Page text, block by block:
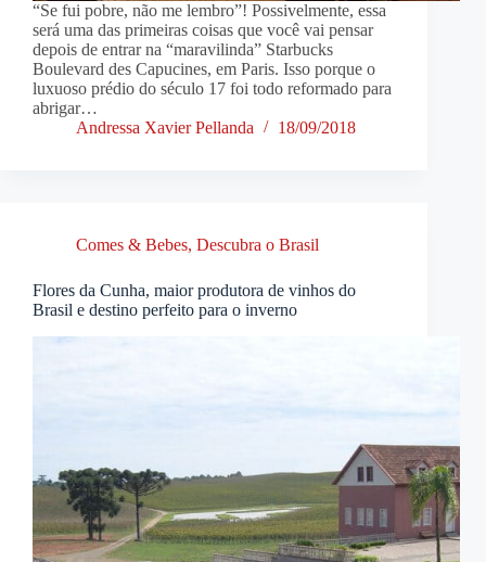
“Se fui pobre, não me lembro”! Possivelmente, essa
será uma das primeiras coisas que você vai pensar
depois de entrar na “maravilinda” Starbucks
Boulevard des Capucines, em Paris. Isso porque o
luxuoso prédio do século 17 foi todo reformado para
abrigar…
Andressa Xavier Pellanda
18/09/2018
Comes & Bebes, Descubra o Brasil
Flores da Cunha, maior produtora de vinhos do
Brasil e destino perfeito para o inverno